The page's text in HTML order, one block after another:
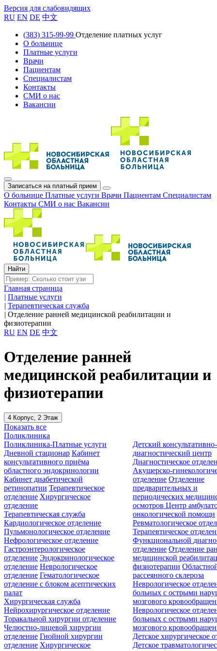
Версия для слабовидящих
RU EN DE 中文
(383) 315-99-99 Отделение платных услуг
О больнице
Платные услуги
Врачи
Пациентам
Специалистам
Контакты
СМИ о нас
Вакансии
Записаться на платный прием
О больнице Платные услуги Врачи Пациентам Специалистам
Контакты СМИ о нас Вакансии
Главная страница
| Платные услуги
| Терапевтическая служба
| Отделение ранней медицинской реабилитации и
физиотерапии
RU EN DE 中文
Отделение ранней
медицинской реабилитации и
физиотерапии
4 Корпус, 2 Этаж
Показать все
Поликлиника
Поликлиника-Платные услуги
Дневной стационар Кабинет
консультативного приёма
областного эндокринологии
Кабинет диабетической
ретинопатии Терапевтическое
отделение Хирургическое
отделение
Детский консультативно-
диагностический центр
Диагностическое
Акушерско-
отделение Отделение
предварительных и
периодических
осмотровЦентр
онкологической помощи
Терапевтическая служба
Кардиологическое отделение
Пульмонологическое отделение
Нефрологическое отделение
Гастроэнтерологическое
отделение Эндокринологическое
отделение Неврологическое
отделение Гематологическое
отделение c блоком асептических
палат
Ревматологическое
Терапевтическое
Функциональной
отделение Отделение
медицинской
физиотерапии
рассеянного склероза
Неврологическое
больных с острыми
мозгового
Неврологическое
больных с острыми
мозгового
Хирургическая служба
Нейрохирургическое отделение
Торакальной хирургии отделение
Челюстно-лицевой хирургии
отделение Гнойной хирургии
отделение Хирургическое
Детское хирургическое
Детское